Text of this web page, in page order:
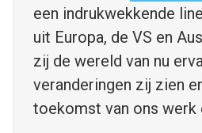
een indrukwekkende
uit Europa, de VS en
zij de wereld van nu
veranderingen zij zien
toekomst van ons werk